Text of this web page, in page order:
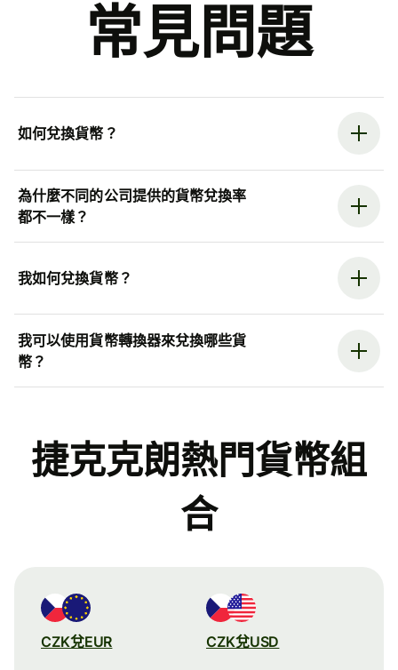
常見問題
如何兌換貨幣？
為什麼不同的公司提供的貨幣兌換率
都不一樣？
我如何兌換貨幣？
我可以使用貨幣轉換器來兌換哪些貨
幣？
捷克克朗熱門貨幣組
合
CZK兌EUR CZK兌USD